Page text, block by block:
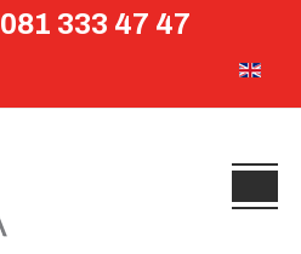
333 47 47